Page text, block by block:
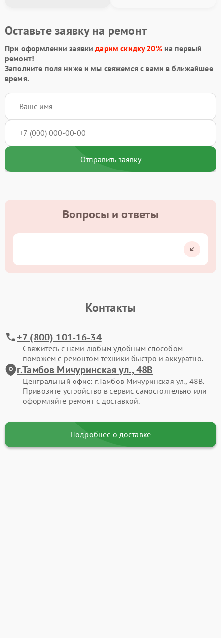
Оставьте заявку на ремонт
При оформлении заявкидарим скидку 20%на первый
ремонт!
Заполните поля ниже и мы свяжемся с вами в ближайшее
время.
Отправить заявку
Вопросы и ответы
Контакты
+7 (800) 101-16-34
Свяжитесь с нами любым удобным способом —
поможем с ремонтом техники быстро и аккуратно.
г.Тамбов Мичуринская ул., 48В
Центральный офис: г.Тамбов Мичуринская ул., 48В.
Привозите устройство в сервис самостоятельно или
оформляйте ремонт с доставкой.
Подробнее о доставке